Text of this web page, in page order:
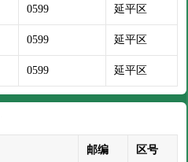
0599 延平区
0599 延平区
0599 延平区
邮编 区号